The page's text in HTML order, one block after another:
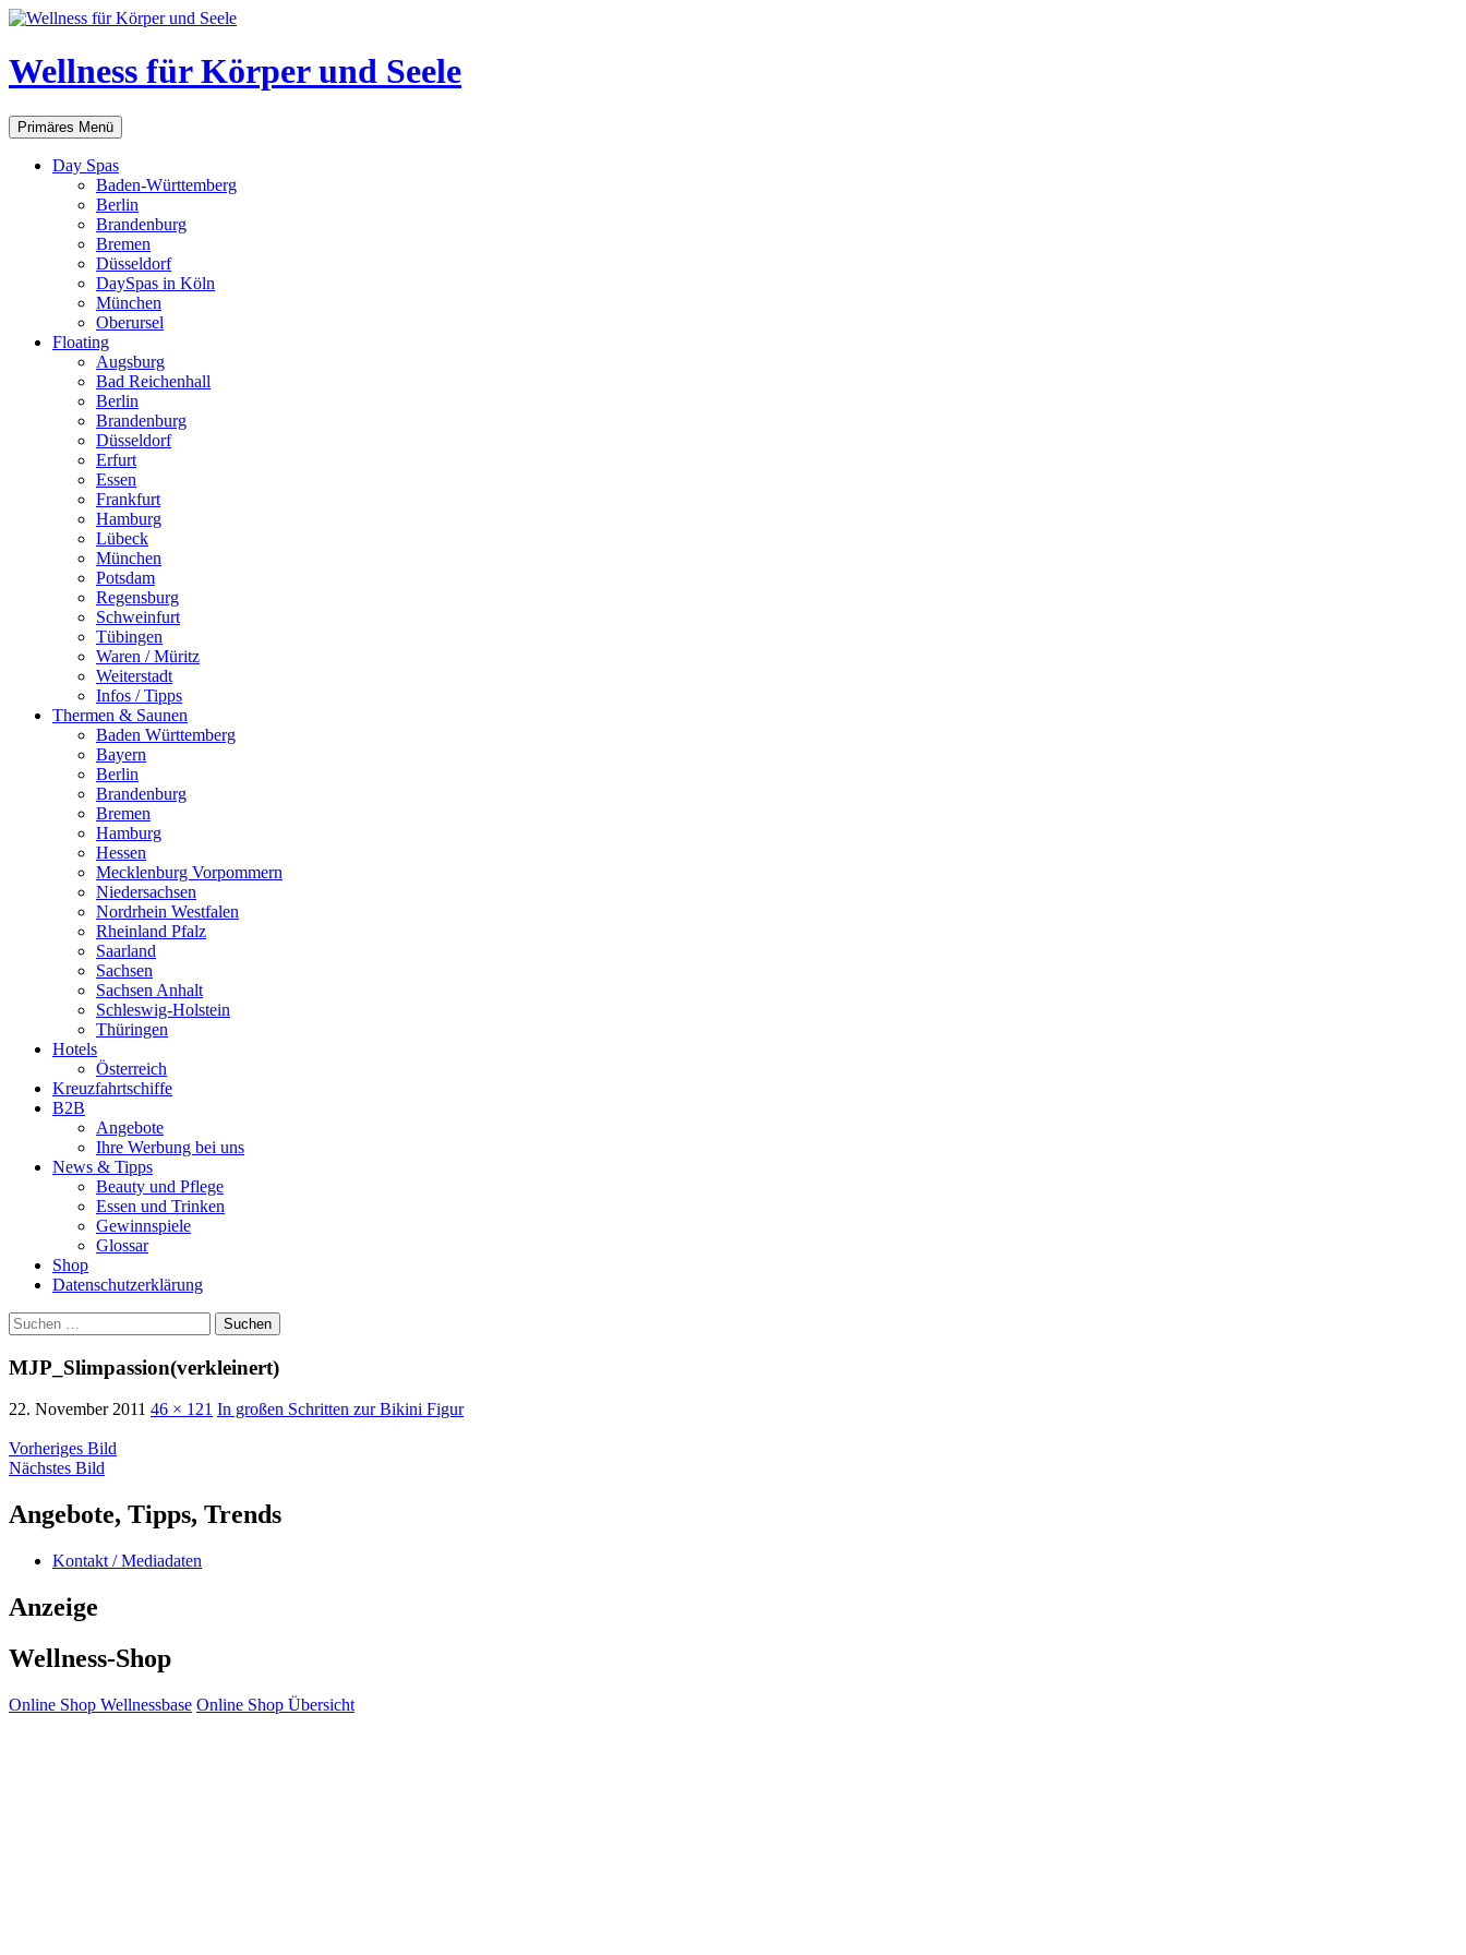
Zum
springen
Wellness für Körper und Seele
Suchen
Primäres Menü
Day Spas
Baden-Württemberg
Berlin
Brandenburg
Bremen
Düsseldorf
DaySpas in Köln
München
Oberursel
Floating
Augsburg
Bad Reichenhall
Berlin
Brandenburg
Düsseldorf
Erfurt
Essen
Frankfurt
Hamburg
Lübeck
München
Potsdam
Regensburg
Schweinfurt
Tübingen
Waren / Müritz
Weiterstadt
Infos / Tipps
Thermen & Saunen
Baden Württemberg
Bayern
Berlin
Brandenburg
Bremen
Hamburg
Hessen
Mecklenburg Vorpommern
Niedersachsen
Nordrhein Westfalen
Rheinland Pfalz
Saarland
Sachsen
Sachsen Anhalt
Schleswig-Holstein
Thüringen
Hotels
Österreich
Kreuzfahrtschiffe
B2B
Angebote
Ihre Werbung bei uns
News & Tipps
Beauty und Pflege
Essen und Trinken
Gewinnspiele
Glossar
Shop
Datenschutzerklärung
Suchen
nach:
MJP_Slimpassion(verkleinert)
22. November 2011 46 × 121 In großen Schritten zur Bikini Figur
Vorheriges Bild
Nächstes Bild
Angebote, Tipps, Trends
Kontakt / Mediadaten
Anzeige
Wellness-Shop
Online Shop Wellnessbase Online Shop Übersicht